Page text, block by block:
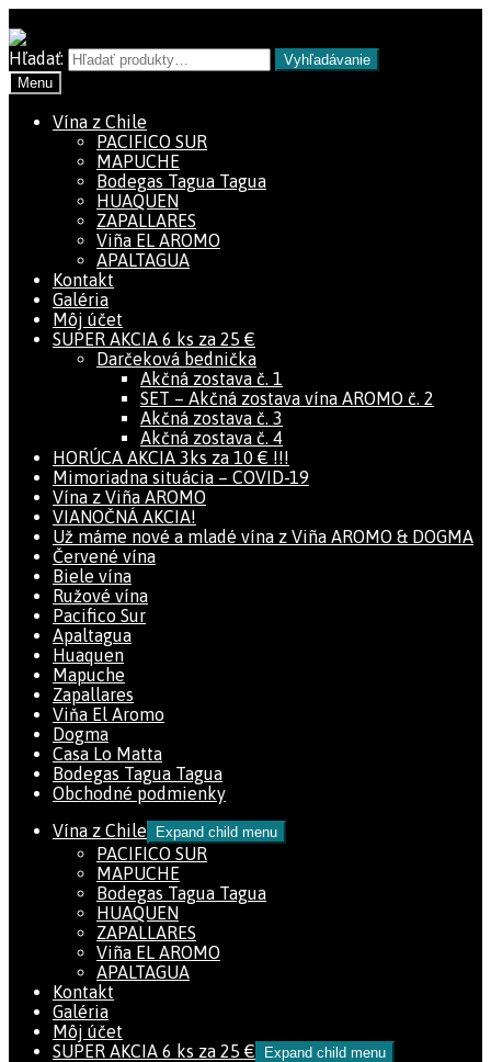
Hľadať:
Vyhľadávanie
Menu
Vína z Chile
PACIFICO SUR
MAPUCHE
Bodegas Tagua Tagua
HUAQUEN
ZAPALLARES
Viña EL AROMO
APALTAGUA
Kontakt
Galéria
Môj účet
SUPER AKCIA 6 ks za 25 €
Darčeková bednička
Akčná zostava č. 1
SET – Akčná zostava vína AROMO č. 2
Akčná zostava č. 3
Akčná zostava č. 4
HORÚCA AKCIA 3ks za 10 € !!!
Mimoriadna situácia – COVID-19
Vína z Viña AROMO
VIANOČNÁ AKCIA!
Už máme nové a mladé vína z Viña AROMO & DOGMA
Červené vína
Biele vína
Ružové vína
Pacifico Sur
Apaltagua
Huaquen
Mapuche
Zapallares
Viňa El Aromo
Dogma
Casa Lo Matta
Bodegas Tagua Tagua
Obchodné podmienky
Vína z Chile
Expand child menu
PACIFICO SUR
MAPUCHE
Bodegas Tagua Tagua
HUAQUEN
ZAPALLARES
Viña EL AROMO
APALTAGUA
Kontakt
Galéria
Môj účet
SUPER AKCIA 6 ks za 25 €
Expand child menu